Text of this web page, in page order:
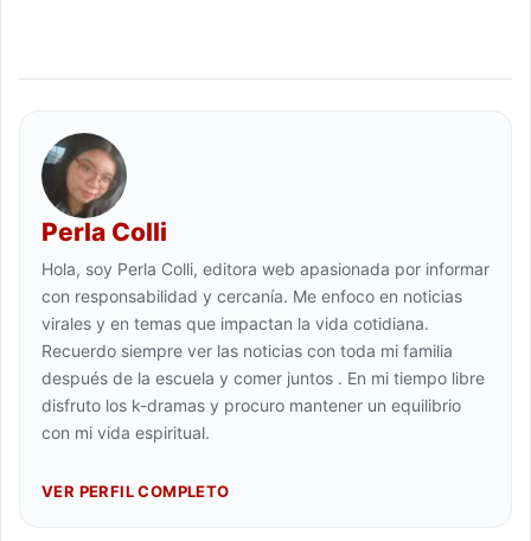
Perla Colli
Hola, soy Perla Colli, editora web apasionada por informar
con responsabilidad y cercanía. Me enfoco en noticias
virales y en temas que impactan la vida cotidiana.
Recuerdo siempre ver las noticias con toda mi familia
después de la escuela y comer juntos . En mi tiempo libre
disfruto los k-dramas y procuro mantener un equilibrio
con mi vida espiritual.
VER PERFIL COMPLETO